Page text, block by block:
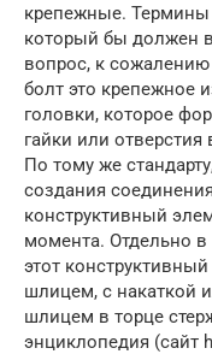
крепежные. Термины
который бы должен
вопрос, к сожалению
болт это крепежное
головки, которое
гайки или
По тому же
создания
конструктивный
момента. Отдельно в
этот
шлицем, с накаткой
шлицем в торце
энциклопедия (сайт